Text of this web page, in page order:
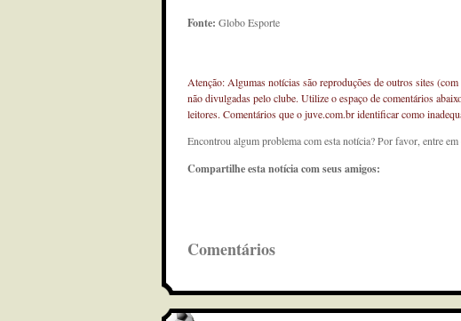
Fonte: Globo Esporte
Atenção: Algumas notícias são reproduções de outros sites
não divulgadas pelo clube. Utilize o espaço de comentários
leitores. Comentários que o juve.com.br identificar como
Encontrou algum problema com esta notícia? Por favor, entre em
Compartilhe esta notícia com seus amigos:
Comentários